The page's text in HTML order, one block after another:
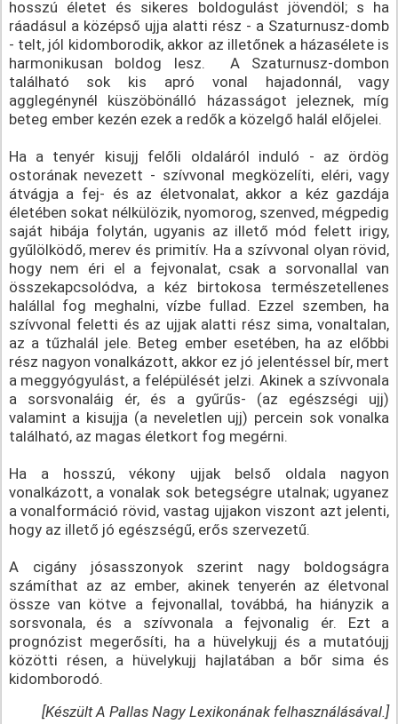
hosszú életet és sikeres boldogulást jövendöl; s ha
ráadásul a középső ujja alatti rész - a Szaturnusz-domb
- telt, jól kidomborodik, akkor az illetőnek a házasélete is
harmonikusan boldog lesz. A Szaturnusz-dombon
található sok kis apró vonal hajadonnál, vagy
agglegénynél küszöbönálló házasságot jeleznek, míg
beteg ember kezén ezek a redők a közelgő halál előjelei.
Ha a tenyér kisujj felőli oldaláról induló - az ördög
ostorának nevezett - szívvonal megközelíti, eléri, vagy
átvágja a fej- és az életvonalat, akkor a kéz gazdája
életében sokat nélkülözik, nyomorog, szenved, mégpedig
saját hibája folytán, ugyanis az illető mód felett irigy,
gyűlölködő, merev és primitív. Ha a szívvonal olyan rövid,
hogy nem éri el a fejvonalat, csak a sorvonallal van
összekapcsolódva, a kéz birtokosa természetellenes
halállal fog meghalni, vízbe fullad. Ezzel szemben, ha
szívvonal feletti és az ujjak alatti rész sima, vonaltalan,
az a tűzhalál jele. Beteg ember esetében, ha az előbbi
rész nagyon vonalkázott, akkor ez jó jelentéssel bír, mert
a meggyógyulást, a felépülését jelzi. Akinek a szívvonala
a sorsvonaláig ér, és a gyűrűs- (az egészségi ujj)
valamint a kisujja (a neveletlen ujj) percein sok vonalka
található, az magas életkort fog megérni.
Ha a hosszú, vékony ujjak belső oldala nagyon
vonalkázott, a vonalak sok betegségre utalnak; ugyanez
a vonalformáció rövid, vastag ujjakon viszont azt jelenti,
hogy az illető jó egészségű, erős szervezetű.
A cigány jósasszonyok szerint nagy boldogságra
számíthat az az ember, akinek tenyerén az életvonal
össze van kötve a fejvonallal, továbbá, ha hiányzik a
sorsvonala, és a szívvonala a fejvonalig ér. Ezt a
prognózist megerősíti, ha a hüvelykujj és a mutatóujj
közötti résen, a hüvelykujj hajlatában a bőr sima és
kidomborodó.
[Készült A Pallas Nagy Lexikonának felhasználásával.]